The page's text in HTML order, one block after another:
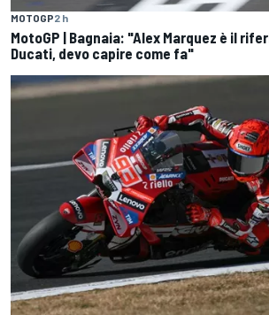
MOTOGP2 h
MotoGP | Bagnaia: "Alex Marquez è il
Ducati, devo capire come fa"